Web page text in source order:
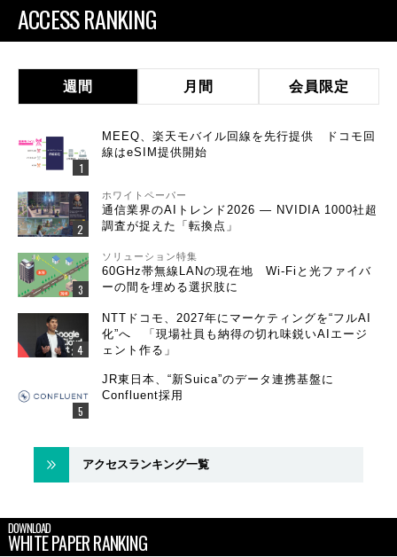
ACCESS RANKING
週間 月間 会員限定
MEEQ、楽天モバイル回線を先行提供 ドコモ回
線はeSIM提供開始
ホワイトペーパー
通信業界のAIトレンド2026 ― NVIDIA 1000社超
調査が捉えた「転換点」
ソリューション特集
60GHz帯無線LANの現在地 Wi-Fiと光ファイバ
ーの間を埋める選択肢に
NTTドコモ、2027年にマーケティングを“フルAI
化”へ 「現場社員も納得の切れ味鋭いAIエージ
ェント作る」
JR東日本、“新Suica”のデータ連携基盤に
Confluent採用
アクセスランキング一覧
DOWNLOAD
WHITE PAPER RANKING